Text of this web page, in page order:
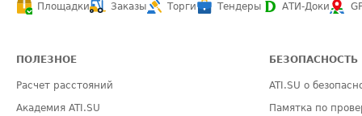
Площадки
Заказы Торги Тендеры АТИ-Доки
ПОЛЕЗНОЕ
Расчет расстояний
Академия ATI.SU
БЕЗОПАСНОСТЬ
ATI.SU о
Памятка по